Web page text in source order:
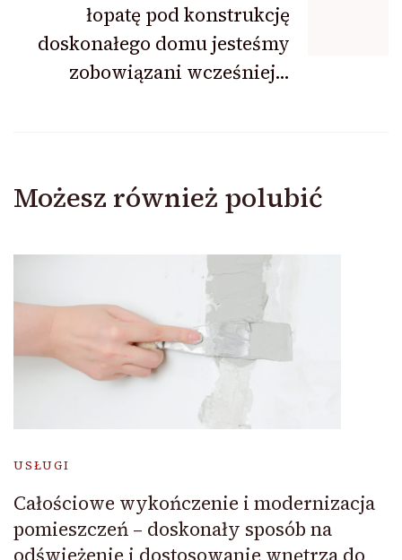
łopatę pod konstrukcję
doskonałego domu jesteśmy
zobowiązani wcześniej…
Możesz również polubić
USŁUGI
Całościowe wykończenie i modernizacja
pomieszczeń – doskonały sposób na